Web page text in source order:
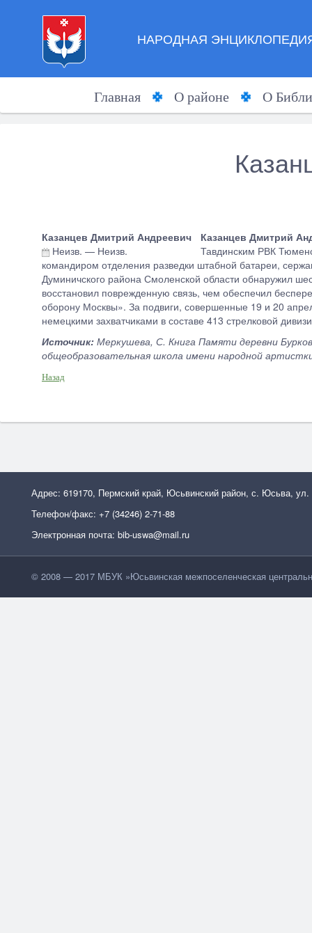
НАРОДНАЯ
Главная О районе О
Казанцев Дмитрий Андреевич
Неизв. — Неизв.
Казанцев Дмитрий
Тавдинским РВК
командиром отделения разведки штабной батареи,
Думиничского района Смоленской области обнаружил
восстановил поврежденную связь, чем обеспечил
оборону Москвы». За подвиги, совершенные 19 и 20
немецкими захватчиками в составе 413 стрелковой
Источник: Меркушева, С. Книга Памяти деревни
общеобразовательная школа имени народной
Назад
Адрес: 619170, Пермский край, Юсьвинский район, с. Юсьва, ул.
Телефон/факс: +7 (34246) 2-71-88
Электронная почта: bib-uswa@mail.ru
© 2008 — 2017 МБУК »Юсьвинская межпоселенческая